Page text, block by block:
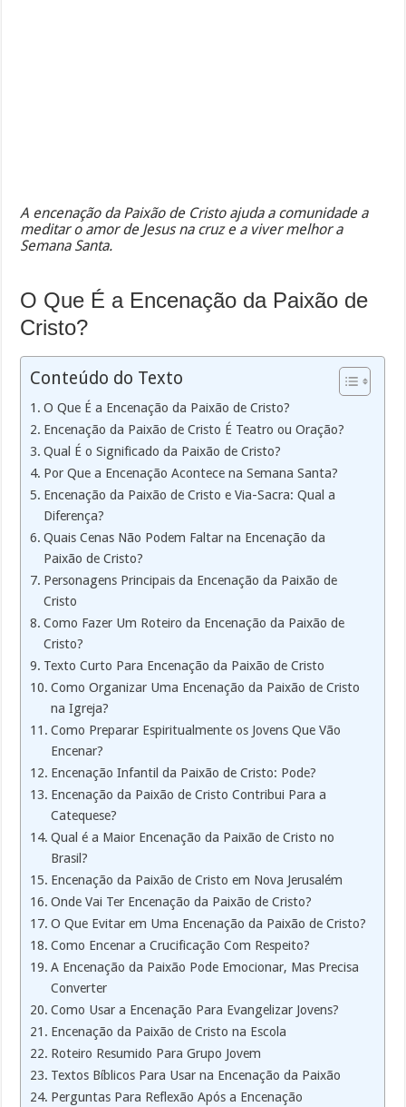
A encenação da Paixão de Cristo ajuda a comunidade a
meditar o amor de Jesus na cruz e a viver melhor a
Semana Santa.
O Que É a Encenação da Paixão de
Cristo?
Conteúdo do Texto
O Que É a Encenação da Paixão de Cristo?
Encenação da Paixão de Cristo É Teatro ou Oração?
Qual É o Significado da Paixão de Cristo?
Por Que a Encenação Acontece na Semana Santa?
Encenação da Paixão de Cristo e Via-Sacra: Qual a
Diferença?
Quais Cenas Não Podem Faltar na Encenação da
Paixão de Cristo?
Personagens Principais da Encenação da Paixão de
Cristo
Como Fazer Um Roteiro da Encenação da Paixão de
Cristo?
Texto Curto Para Encenação da Paixão de Cristo
Como Organizar Uma Encenação da Paixão de Cristo
na Igreja?
Como Preparar Espiritualmente os Jovens Que Vão
Encenar?
Encenação Infantil da Paixão de Cristo: Pode?
Encenação da Paixão de Cristo Contribui Para a
Catequese?
Qual é a Maior Encenação da Paixão de Cristo no
Brasil?
Encenação da Paixão de Cristo em Nova Jerusalém
Onde Vai Ter Encenação da Paixão de Cristo?
O Que Evitar em Uma Encenação da Paixão de Cristo?
Como Encenar a Crucificação Com Respeito?
A Encenação da Paixão Pode Emocionar, Mas Precisa
Converter
Como Usar a Encenação Para Evangelizar Jovens?
Encenação da Paixão de Cristo na Escola
Roteiro Resumido Para Grupo Jovem
Textos Bíblicos Para Usar na Encenação da Paixão
Perguntas Para Reflexão Após a Encenação